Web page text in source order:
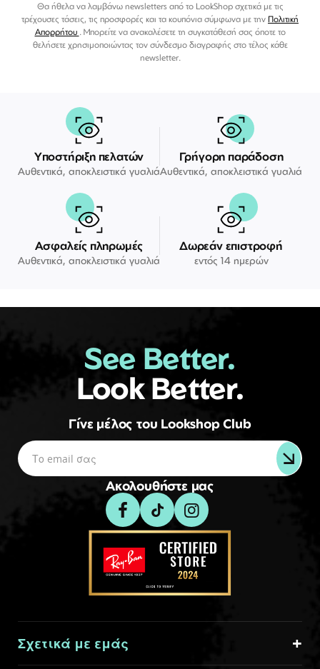
Θα ήθελα να λαμβάνω newsletters από το LookShop σχετικά με τις
τρέχουσες τάσεις, τις προσφορές και τα κουπόνια σύμφωνα με την Πολιτική
Απορρήτου . Μπορείτε να ανακαλέσετε τη συγκατάθεσή σας όποτε το
θελήσετε χρησιμοποιώντας τον σύνδεσμο διαγραφής στο τέλος κάθε
newsletter.
Υποστήριξη πελατών
Αυθεντικά, αποκλειστικά γυαλιά
Γρήγορη παράδοση
Αυθεντικά, αποκλειστικά γυαλιά
Ασφαλείς πληρωμές
Αυθεντικά, αποκλειστικά γυαλιά
Δωρεάν επιστροφή
εντός 14 ημερών
See Better.
Look Better.
Γίνε μέλος του Lookshop Club
Ακολουθήστε μας
Σχετικά με εμάς